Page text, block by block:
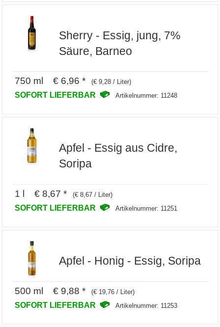
Sherry - Essig, jung, 7%
Säure, Barneo
750 ml € 6,96 * (€ 9,28 / Liter)
SOFORT LIEFERBAR Artikelnummer: 11248
Apfel - Essig aus Cidre,
Soripa
1 l € 8,67 * (€ 8,67 / Liter)
SOFORT LIEFERBAR Artikelnummer: 11251
Apfel - Honig - Essig, Soripa
500 ml € 9,88 * (€ 19,76 / Liter)
SOFORT LIEFERBAR Artikelnummer: 11253